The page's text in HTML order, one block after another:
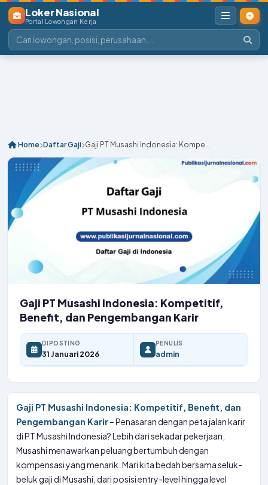
Loker Nasional
Portal Lowongan Kerja
Home Daftar Gaji Gaji PT Musashi Indonesia: Kompe...
Gaji PT Musashi Indonesia: Kompetitif,
Benefit, dan Pengembangan Karir
DIPOSTING
31 Januari 2026
PENULIS
admin
Gaji PT Musashi Indonesia: Kompetitif, Benefit, dan
Pengembangan Karir– Penasaran dengan peta jalan karir
di PT Musashi Indonesia? Lebih dari sekadar pekerjaan,
Musashi menawarkan peluang bertumbuh dengan
kompensasi yang menarik. Mari kita bedah bersama seluk-
beluk gaji di Musashi, dari posisi entry-level hingga level